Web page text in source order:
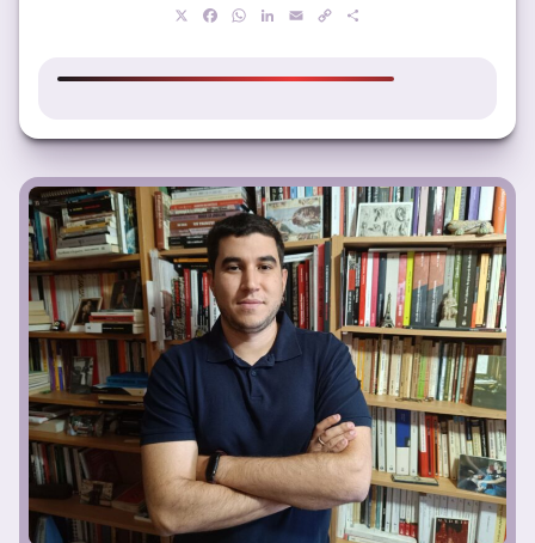
Facebook
WhatsApp
LinkedIn
EmailCopy